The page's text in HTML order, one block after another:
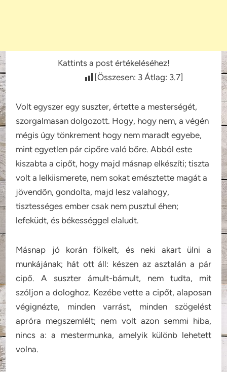
Kattints a post értékeléséhez!
[Összesen: 3 Átlag: 3.7]
Volt egyszer egy suszter, értette a mesterségét,
szorgalmasan dolgozott. Hogy, hogy nem, a végén
mégis úgy tönkrement hogy nem maradt egyebe,
mint egyetlen pár cipőre való bőre. Abból este
kiszabta a cipőt, hogy majd másnap elkészíti; tiszta
volt a lelkiismerete, nem sokat emésztette magát a
jövendőn, gondolta, majd lesz valahogy,
tisztességes ember csak nem pusztul éhen;
lefeküdt, és békességgel elaludt.
Másnap jó korán fölkelt, és neki akart ülni a
munkájának; hát ott áll: készen az asztalán a pár
cipő. A suszter ámult-bámult, nem tudta, mit
szóljon a dologhoz. Kezébe vette a cipőt, alaposan
végignézte, minden varrást, minden szögelést
apróra megszemlélt; nem volt azon semmi hiba,
nincs a: a mestermunka, amelyik különb lehetett
volna.